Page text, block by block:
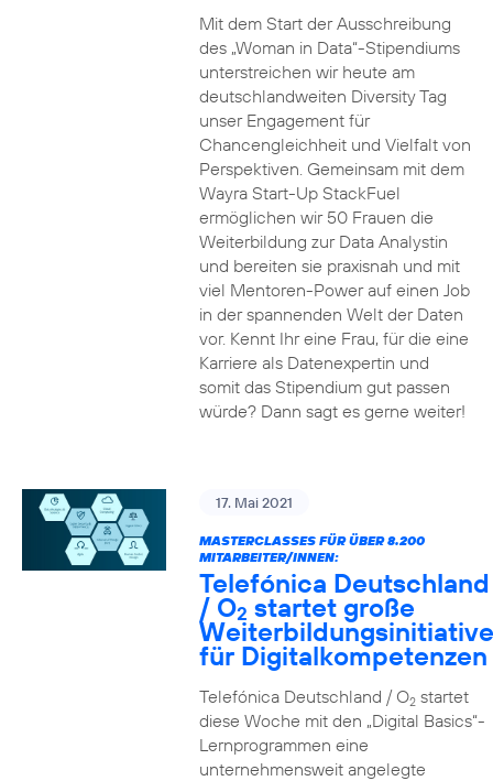
Mit dem Start der Ausschreibung
des „Woman in Data“-Stipendiums
unterstreichen wir heute am
deutschlandweiten Diversity Tag
unser Engagement für
Chancengleichheit und Vielfalt von
Perspektiven. Gemeinsam mit dem
Wayra Start-Up StackFuel
ermöglichen wir 50 Frauen die
Weiterbildung zur Data Analystin
und bereiten sie praxisnah und mit
viel Mentoren-Power auf einen Job
in der spannenden Welt der Daten
vor. Kennt Ihr eine Frau, für die eine
Karriere als Datenexpertin und
somit das Stipendium gut passen
würde? Dann sagt es gerne weiter!
17. Mai 2021
MASTERCLASSES FÜR ÜBER 8.200
MITARBEITER/INNEN:
Telefónica Deutschland
/ O2 startet große
Weiterbildungsinitiative
für Digitalkompetenzen
Telefónica Deutschland / O2startet
diese Woche mit den „Digital Basics“-
Lernprogrammen eine
unternehmensweit angelegte